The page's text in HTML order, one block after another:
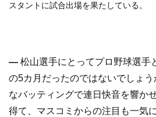
スタントに試合出場を果たしている。
― 松山選手にとってプロ野球選手
の5カ月だったのではないでしょ
なバッティングで連日快音を響か
得て、マスコミからの注目も一気